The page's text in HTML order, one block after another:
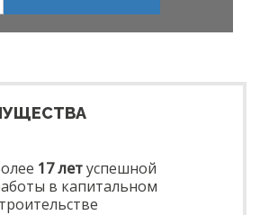
17 летуспешной
в капитальном